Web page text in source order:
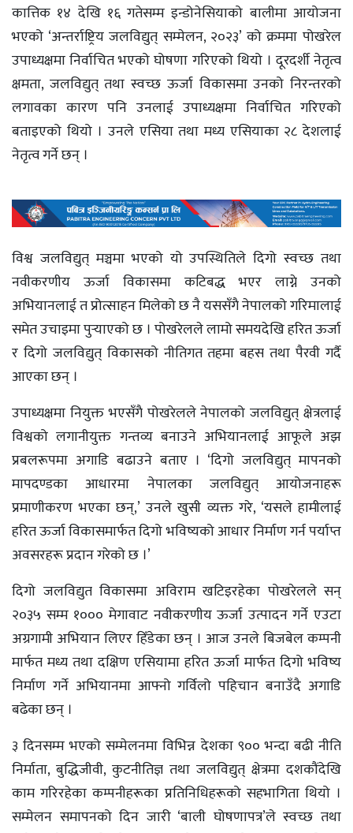
कात्तिक १४ देखि १६ गतेसम्म इन्डोनेसियाको बालीमा आयोजना
भएको ‘अन्तर्राष्ट्रिय जलविद्युत् सम्मेलन, २०२३’ को क्रममा पोखरेल
उपाध्यक्षमा निर्वाचित भएको घोषणा गरिएको थियो । दूरदर्शी नेतृत्व
क्षमता, जलविद्युत् तथा स्वच्छ ऊर्जा विकासमा उनको निरन्तरको
लगावका कारण पनि उनलाई उपाध्यक्षमा निर्वाचित गरिएको
बताइएको थियो । उनले एसिया तथा मध्य एसियाका २८ देशलाई
नेतृत्व गर्ने छन् ।
विश्व जलविद्युत् मञ्चमा भएको यो उपस्थितिले दिगो स्वच्छ तथा
नवीकरणीय ऊर्जा विकासमा कटिबद्ध भएर लाग्ने उनको
अभियानलाई त प्रोत्साहन मिलेको छ नै यससँगै नेपालको गरिमालाई
समेत उचाइमा पुर्‍याएको छ । पोखरेलले लामो समयदेखि हरित ऊर्जा
र दिगो जलविद्युत् विकासको नीतिगत तहमा बहस तथा पैरवी गर्दै
आएका छन् ।
उपाध्यक्षमा नियुक्त भएसँगै पोखरेलले नेपालको जलविद्युत् क्षेत्रलाई
विश्वको लगानीयुक्त गन्तव्य बनाउने अभियानलाई आफूले अझ
प्रबलरूपमा अगाडि बढाउने बताए । ‘दिगो जलविद्युत् मापनको
मापदण्डका आधारमा नेपालका जलविद्युत् आयोजनाहरू
प्रमाणीकरण भएका छन्,’ उनले खुसी व्यक्त गरे, ‘यसले हामीलाई
हरित ऊर्जा विकासमार्फत दिगो भविष्यको आधार निर्माण गर्न पर्याप्त
अवसरहरू प्रदान गरेको छ ।’
दिगो जलविद्युत विकासमा अविराम खटिइरहेका पोखरेलले सन्
२०३५ सम्म १००० मेगावाट नवीकरणीय ऊर्जा उत्पादन गर्ने एउटा
अग्रगामी अभियान लिएर हिँडेका छन् । आज उनले बिजबेल कम्पनी
मार्फत मध्य तथा दक्षिण एसियामा हरित ऊर्जा मार्फत दिगो भविष्य
निर्माण गर्ने अभियानमा आफ्नो गर्विलो पहिचान बनाउँदै अगाडि
बढेका छन् ।
३ दिनसम्म भएको सम्मेलनमा विभिन्न देशका ९०० भन्दा बढी नीति
निर्माता, बुद्धिजीवी, कुटनीतिज्ञ तथा जलविद्युत् क्षेत्रमा दशकौंदेखि
काम गरिरहेका कम्पनीहरूका प्रतिनिधिहरूको सहभागिता थियो ।
सम्मेलन समापनको दिन जारी ‘बाली घोषणापत्र’ले स्वच्छ तथा